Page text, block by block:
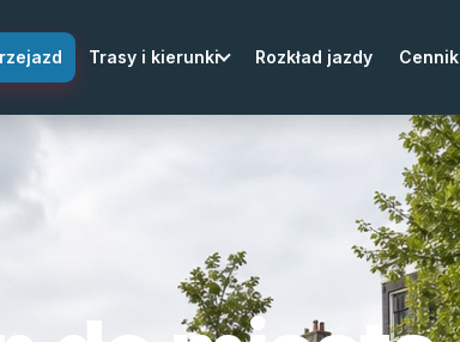
Trasy i kierunki Rozkład jazdy Cennik